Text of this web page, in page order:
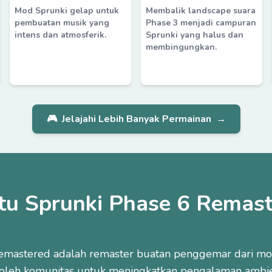
Mod Sprunki gelap untuk
pembuatan musik yang
intens dan atmosferik.
Membalik landscape suara
Phase 3 menjadi campuran
Sprunki yang halus dan
membingungkan.
🎮 Jelajahi Lebih Banyak Permainan →
Sprunki Phase 6
adalah remaster buatan penggemar dari